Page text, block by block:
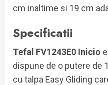
cm inaltime si 19 cm
Specificatii
Tefal FV1243E0 Inicio
dispune de o putere de
cu talpa Easy Gliding